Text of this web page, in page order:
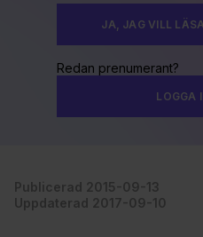
JA, JAG VILL
Redan prenumerant?
LOGGA
Publicerad 2015-09-13
Uppdaterad 2017-09-10